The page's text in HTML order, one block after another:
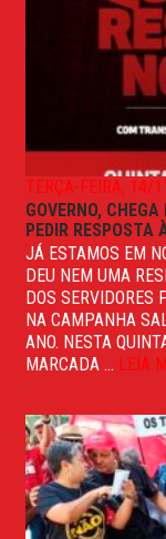
TERÇA-FEIRA, 14/
GOVERNO,
PEDIR RESPOSTA
JÁ ESTAMOS EM
DEU NEM UMA
DOS SERVIDORES
NA CAMPANHA
ANO. NESTA
MARCADA ... LEIA